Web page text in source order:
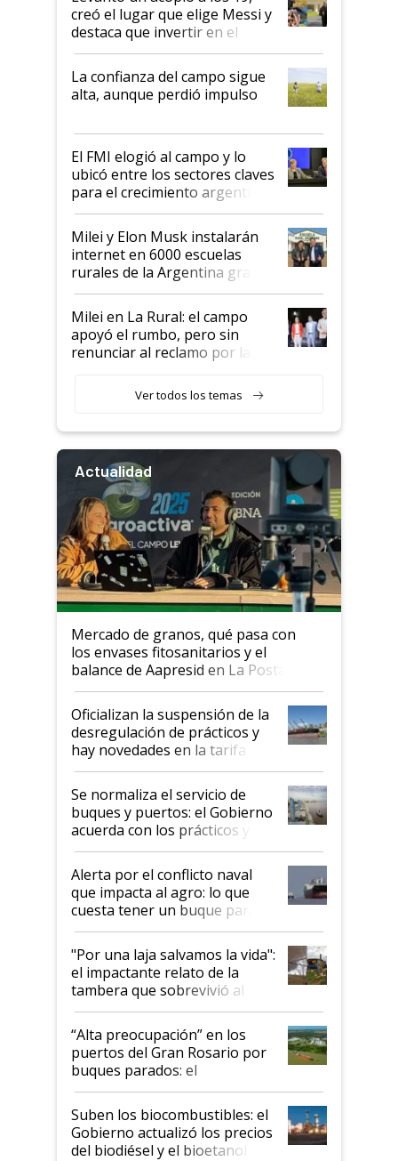
creó el lugar que elige Messi y
destaca que invertir en el
kirchnerismo era como "darle
plata a un hijo para droga":
Juan Félix Rossetti, el libertario
que de una dura crisis salió
de Milei
La confianza del campo sigue
alta, aunque perdió impulso
El FMI elogió al campo y lo
ubicó entre los sectores claves
para el crecimiento argentino
Milei y Elon Musk instalarán
internet en 6000 escuelas
rurales de la Argentina gracias
a un acuerdo con Starlink
Milei en La Rural: el campo
apoyó el rumbo, pero sin
renunciar al reclamo por las
Ver todos los temas
Actualidad
Mercado de granos, qué pasa con
los envases fitosanitarios y el
balance de Aapresid en La Posta
Oficializan la suspensión de la
desregulación de prácticos y
hay novedades en la tarifa de
la hidrovía
Se normaliza el servicio de
buques y puertos: el Gobierno
acuerda con los prácticos y
suspende el decreto de
desregulación
Alerta por el conflicto naval
que impacta al agro: lo que
cuesta tener un buque parado
y el peligro de que Argentina
pase a ser "país sucio"
"Por una laja salvamos la vida":
el impactante relato de la
tambera que sobrevivió al
tornado
“Alta preocupación” en los
puertos del Gran Rosario por
buques parados: el
funcionamiento de las
exportadoras en tensión tras
la medida de fuerza de los
prácticos
Suben los biocombustibles: el
Gobierno actualizó los precios
del biodiésel y el bioetanol